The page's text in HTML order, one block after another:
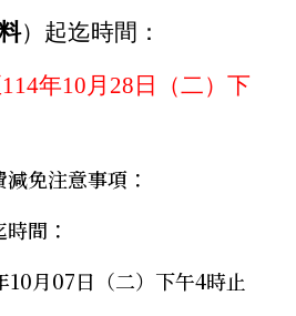
）起迄時間：
114年10月 28 日
（二）下
免注意事項：
間：
月07日（二）下午4時止